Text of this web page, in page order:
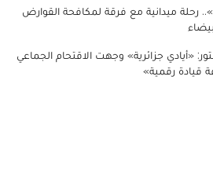
ميدانية مع فرقة لمكافحة القوارض
«أيادي جزائرية» وجهت الاقتحام الجماعي
قيادة رقمية»